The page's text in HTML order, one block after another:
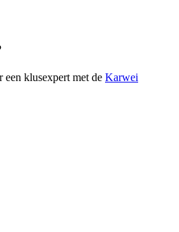
klusexpert met de Karwei